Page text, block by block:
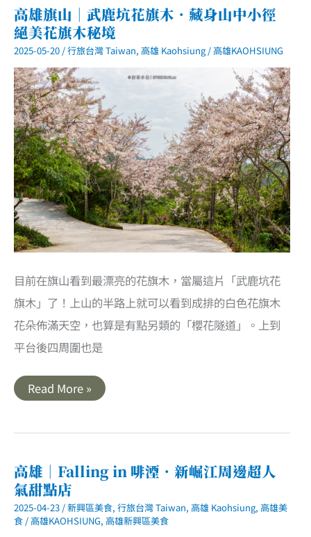
高雄旗山｜武鹿坑花旗木．藏身山中小徑
絕美花旗木秘境
2025-05-20 /行旅台灣 Taiwan, 高雄 Kaohsiung /高雄KAOHSIUNG
目前在旗山看到最漂亮的花旗木，當屬這片「武鹿坑花
旗木」了！上山的半路上就可以看到成排的白色花旗木
花朵佈滿天空，也算是有點另類的「櫻花隧道」。上到
平台後四周圍也是
高
雄
｜
坑
花
旗
木．
藏
身
Read More »
高雄｜Falling in 啡湮．新崛江周邊超人
氣甜點店
2025-04-23 /新興區美食, 行旅台灣 Taiwan, 高雄 Kaohsiung, 高雄美
食 /高雄KAOHSIUNG, 高雄新興區美食